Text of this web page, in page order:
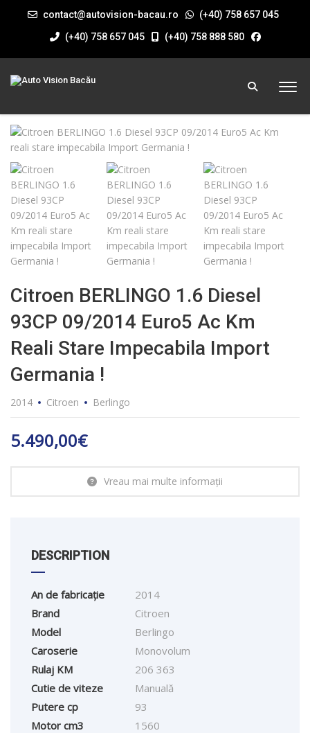
contact@autovision-bacau.ro
(+40) 758 657 045
(+40) 758 657 045
(+40) 758 888 580
Citroen BERLINGO 1.6 Diesel
93CP 09/2014 Euro5 Ac Km
Reali Stare Impecabila Import
Germania !
2014 Citroen Berlingo
5.490,00€
Vreau mai multe informații
DESCRIPTION
An de fabricație
2014
Brand
Citroen
Model
Berlingo
Caroserie
Monovolum
Rulaj KM
206 363
Cutie de viteze
Manuală
Putere cp
93
Motor cm3
1560